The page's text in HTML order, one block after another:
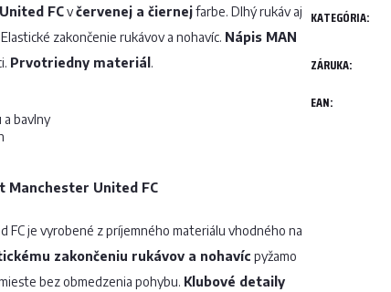
FCvčervenej a čiernejfarbe. Dlhý rukáv aj
zakončenie rukávov a nohavíc. Nápis MAN
Prvotriedny materiál .
a bavlny
Manchester United FC
FC je vyrobené z príjemného materiálu vhodného na
zakončeniu rukávov a nohavíc pyžamo
bez obmedzenia pohybu. Klubové detaily
KATEGÓRIA:
ZÁRUKA:
EAN: